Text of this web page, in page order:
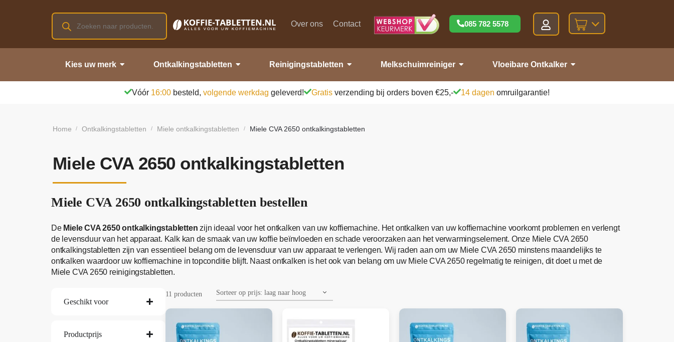
Over ons Contact 085 782 5578
Kies uw merk Ontkalkingstabletten Reinigingstabletten Melkschuimreiniger Vloeibare Ontkalker
Vóór 16:00 besteld, volgende werkdag geleverd! Gratis verzending bij orders boven €25,- 14 dagen omruilgarantie!
Home / Ontkalkingstabletten / Miele ontkalkingstabletten / Miele CVA 2650 ontkalkingstabletten
Miele CVA 2650 ontkalkingstabletten
Miele CVA 2650 ontkalkingstabletten bestellen
De Miele CVA 2650 ontkalkingstabletten zijn ideaal voor het ontkalken van uw koffiemachine. Het ontkalken van uw koffiemachine voorkomt problemen en verlengt
de levensduur van het apparaat. Kalk kan de smaak van uw koffie beïnvloeden en schade veroorzaken aan het verwarmingselement. Onze Miele CVA 2650
ontkalkingstabletten zijn van essentieel belang om de levensduur van uw apparaat te verlengen. Wij raden aan om uw Miele CVA 2650 minstens maandelijks te
ontkalken waardoor uw koffiemachine in topconditie blijft. Naast ontkalken is het ook van belang om uw Miele CVA 2650 regelmatig te reinigen, dit doet u met de
Miele CVA 2650 reinigingstabletten.
Geschikt voor
Productprijs
11 producten